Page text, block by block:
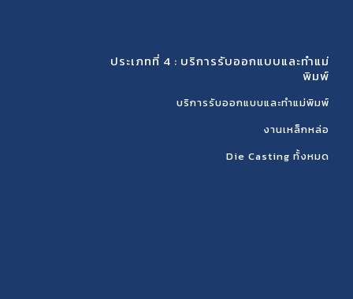
ประเภทที่ 4 : บริการรับออกแบบและทำแม่
พิมพ์
บริการรับออกแบบและทำแม่พิมพ์
งานเหล็กหล่อ
Die Casting ทั้งหมด